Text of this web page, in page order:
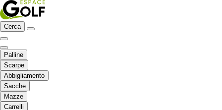
Cerca
Palline
Scarpe
Abbigliamento
Sacche
Mazze
Carrelli